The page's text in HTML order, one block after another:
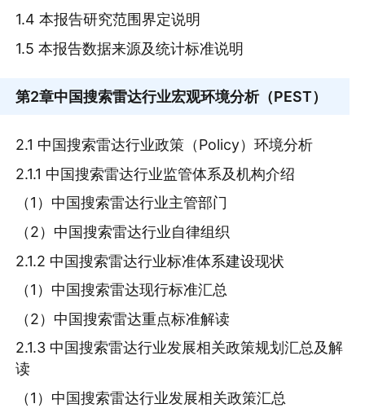
1.4 本报告研究范围界定说明
1.5 本报告数据来源及统计标准说明
第2章中国搜索雷达行业宏观环境分析（PEST）
2.1 中国搜索雷达行业政策（Policy）环境分析
2.1.1 中国搜索雷达行业监管体系及机构介绍
（1）中国搜索雷达行业主管部门
（2）中国搜索雷达行业自律组织
2.1.2 中国搜索雷达行业标准体系建设现状
（1）中国搜索雷达现行标准汇总
（2）中国搜索雷达重点标准解读
2.1.3 中国搜索雷达行业发展相关政策规划汇总及解
读
（1）中国搜索雷达行业发展相关政策汇总